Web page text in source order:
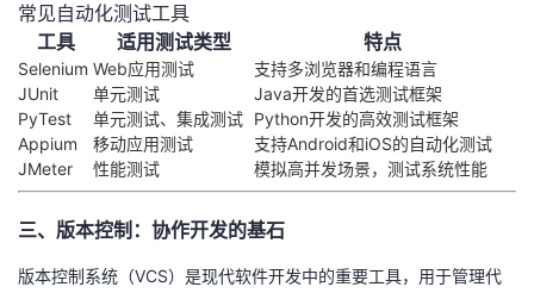
常见自动化测试工具
工具
适用测试类型 特点
Selenium Web应用测试
支持多浏览器和编程语言
JUnit
单元测试
Java开发的首选测试框架
PyTest
单元测试、集成测试 Python开发的高效测试框架
Appium
移动应用测试
支持Android和iOS的自动化测试
JMeter
性能测试 模拟高并发场景，测试系统性能
三、版本控制：协作开发的基石
版本控制系统（VCS）是现代软件开发中的重要工具，用于管理代